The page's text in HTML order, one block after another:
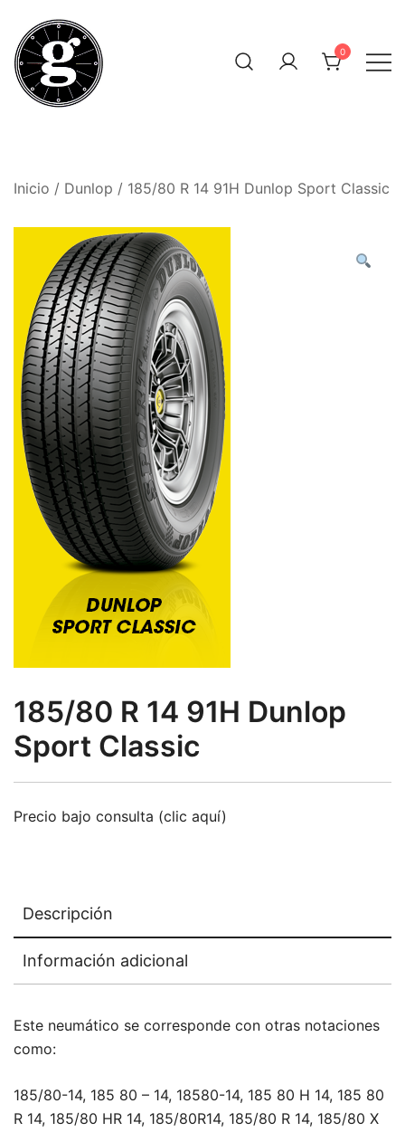
contenido
0
Inicio / Dunlop / 185/80 R 14 91H Dunlop Sport Classic
185/80 R 14 91H Dunlop
Sport Classic
Precio bajo consulta (clic aquí)
Descripción
Información adicional
Este neumático se corresponde con otras notaciones
como:
185/80-14, 185 80 – 14, 18580-14, 185 80 H 14, 185 80
R 14, 185/80 HR 14, 185/80R14, 185/80 R 14, 185/80 X